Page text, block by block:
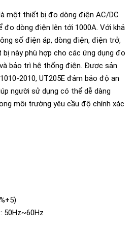
một thiết bị đo dòng điện AC/DC
dòng điện lên tới 1000A. Với khả
số điện áp, dòng điện, điện trở,
này phù hợp cho các ứng dụng đo
bảo trì hệ thống điện. Được sản
2010, UT205E đảm bảo độ an
người sử dụng có thể dễ dàng
môi trường yêu cầu độ chính xác
50Hz~60Hz